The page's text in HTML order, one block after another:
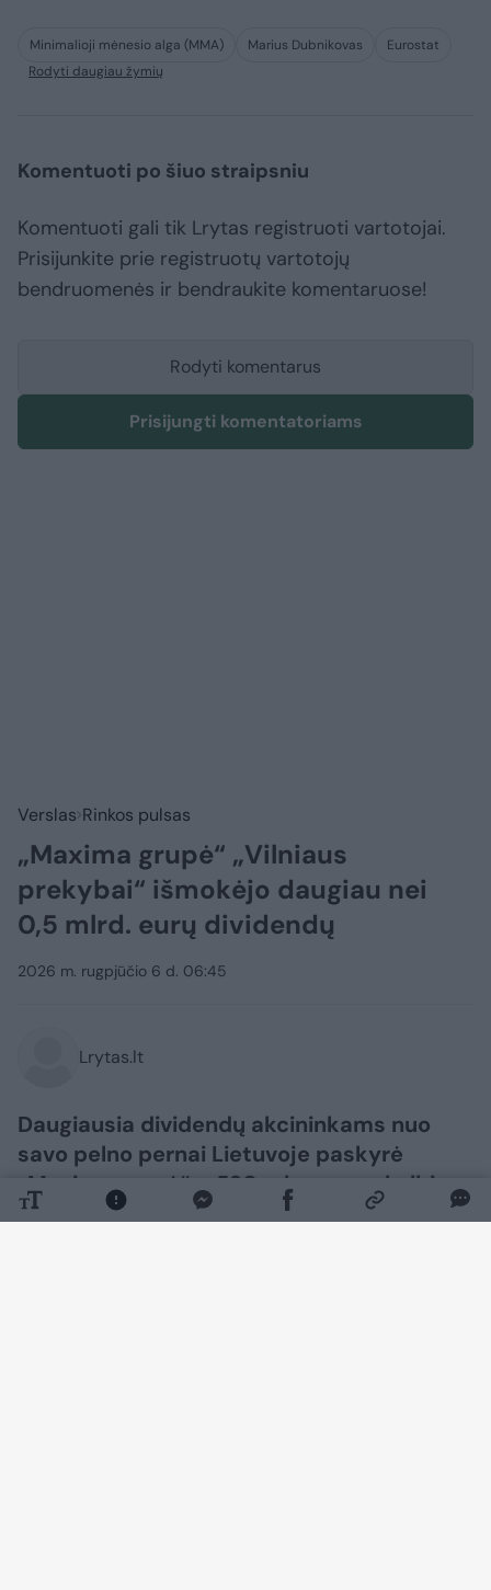
Minimalioji mėnesio alga (MMA) Marius Dubnikovas
Eurostat
Rodyti daugiau žymių
Komentuoti po šiuo straipsniu
Komentuoti gali tik Lrytas registruoti vartotojai.
Prisijunkite prie registruotų vartotojų
bendruomenės ir bendraukite komentaruose!
Rodyti komentarus
Prisijungti komentatoriams
Verslas Rinkos pulsas
„Maxima grupė“ „Vilniaus
prekybai“ išmokėjo daugiau nei
0,5 mlrd. eurų dividendų
2026 m. rugpjūčio 6 d. 06:45
Lrytas.lt
Daugiausia dividendų akcininkams nuo
savo pelno pernai Lietuvoje paskyrė
„Maxima grupė“ – 530 mln. eurų, skelbia
„Verslo žinios“. Visi šie dividendai keliavo